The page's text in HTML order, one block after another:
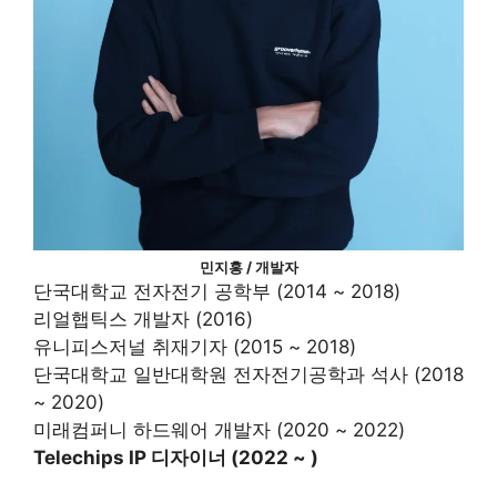
민지홍 / 개발자
단국대학교 전자전기 공학부 (2014 ~ 2018)
리얼햅틱스 개발자 (2016)
유니피스저널 취재기자 (2015 ~ 2018)
단국대학교 일반대학원 전자전기공학과 석사 (2018
~ 2020)
미래컴퍼니 하드웨어 개발자 (2020 ~ 2022)
Telechips IP 디자이너 (2022 ~ )